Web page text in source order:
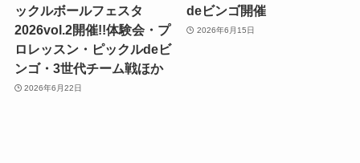
ックルボールフェスタ
2026vol.2開催!!体験会・プ
ロレッスン・ピックルdeビ
ンゴ・3世代チーム戦ほか
2026年6月22日
deビンゴ開催
2026年6月15日